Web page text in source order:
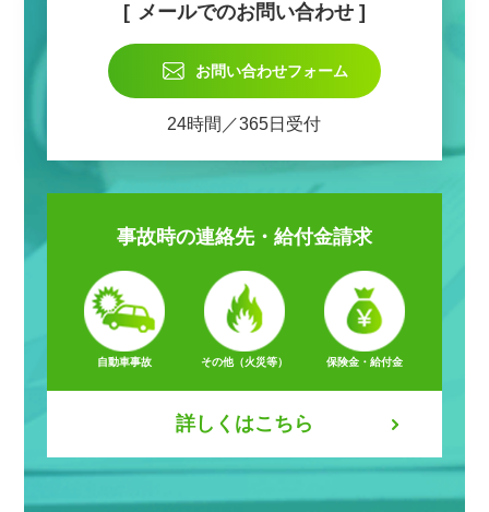
メールでのお問い合わせ
お問い合わせフォーム
24時間／365日受付
事故時の連絡先・給付金請求
自動車事故 その他（火災等） 保険金・給付金
詳しくはこちら